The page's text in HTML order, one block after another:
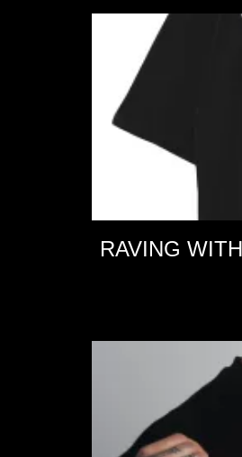
RAVING